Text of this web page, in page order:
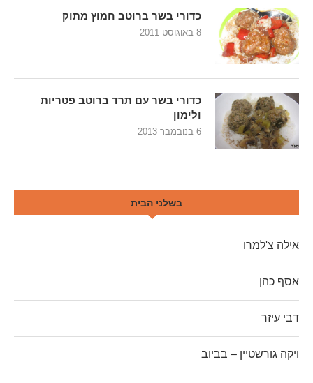
כדורי בשר ברוטב חמוץ מתוק
8 באוגוסט 2011
כדורי בשר עם תרד ברוטב פטריות
ולימון
6 בנובמבר 2013
בשלני הבית
אילה צ'למרו
אסף כהן
דבי עיזר
ויקה גורשטיין – בביוב